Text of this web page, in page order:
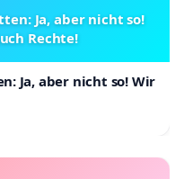
Ja, aber nicht so!
Rechte!
Ja, aber nicht so! Wir